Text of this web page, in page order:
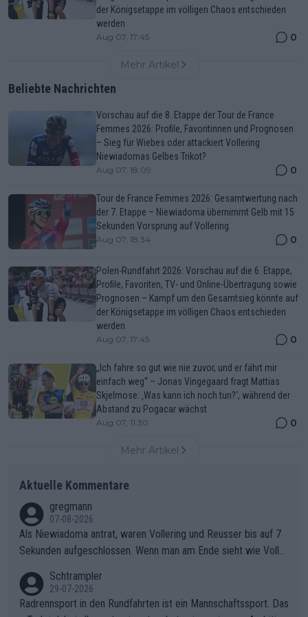
der Königsetappe im völligen Chaos entschieden
werden
Aug 07, 17:45 0
Mehr Artikel
Beliebte Nachrichten
Vorschau auf die 8. Etappe der Tour de France
Femmes 2026: Profile, Favoritinnen und Prognosen
– Sieg für Wiebes oder attackiert Vollering
Niewiadomas Gelbes Trikot?
Aug 07, 18:09 0
Tour de France Femmes 2026: Gesamtwertung nach
der 7. Etappe – Niewiadoma übernimmt Gelb mit 15
Sekunden Vorsprung auf Vollering
Aug 07, 18:34 0
Polen-Rundfahrt 2026: Vorschau auf die 6. Etappe,
Profile, Favoriten, TV- und Online-Übertragung sowie
Prognosen – Kampf um den Gesamtsieg könnte auf
der Königsetappe im völligen Chaos entschieden
werden
Aug 07, 17:45 0
„Ich fahre so gut wie nie zuvor, und er fährt mir
einfach weg“ – Jonas Vingegaard fragt Mattias
Skjelmose: ‚Was kann ich noch tun?‘, während der
Abstand zu Pogacar wächst
Aug 07, 11:30 0
Mehr Artikel
Aktuelle Kommentare
gregmann
07-08-2026
Als Niewiadoma antrat, waren Vollering und Reusser bis auf 7
Sekunden aufgeschlossen. Wenn man am Ende sieht wie Voller
ering die 7 Sekunden zu Niewiadoma nicht geschlossen hat un
d den Abstand hat anwachsen lassen. Ein schwerer taktischer
Schtrampler
29-07-2026
Radrennsport in den Rundfahrten ist ein Mannschaftssport. Das